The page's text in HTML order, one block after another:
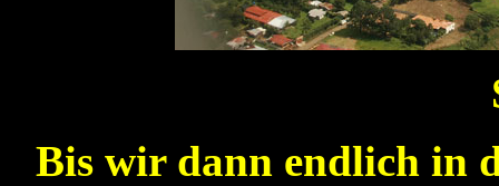
Bis wir dann endlich in